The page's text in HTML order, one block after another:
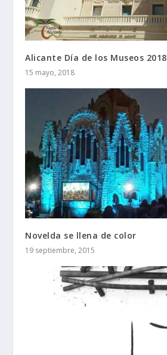
Alicante Día de los Museos 2018
15 mayo, 2018
Novelda se llena de color
19 septiembre, 2015